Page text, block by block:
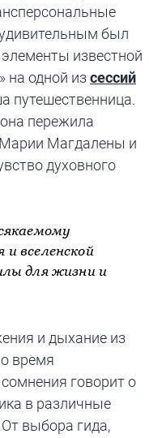
был
известной
на одной изсессий
путешественница.
пережила
Магдалены и
духовного
вселенской
для жизни и
и дыхание из
время
говорит о
в различные
выбора гида,